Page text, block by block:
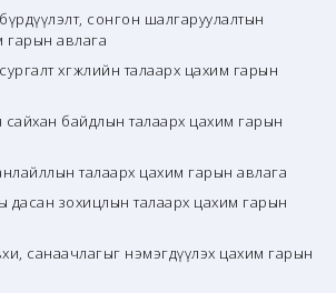
сонгон шалгаруулалтын
гарын авлага
хөгжлийн талаарх цахим гарын
байдлын талаарх цахим гарын
талаарх цахим гарын авлага
зохицлын талаарх цахим гарын
санаачлагыг нэмэгдүүлэх цахим гарын